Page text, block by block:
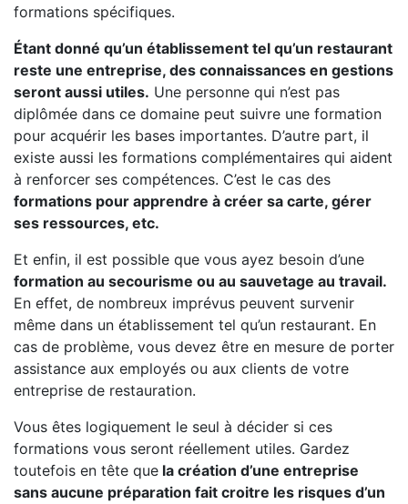
formations spécifiques.
Étant donné qu’un établissement tel qu’un restaurant
reste une entreprise, des connaissances en gestions
seront aussi utiles. Une personne qui n’est pas
diplômée dans ce domaine peut suivre une formation
pour acquérir les bases importantes. D’autre part, il
existe aussi les formations complémentaires qui aident
à renforcer ses compétences. C’est le cas des
formations pour apprendre à créer sa carte, gérer
ses ressources, etc.
Et enfin, il est possible que vous ayez besoin d’une
formation au secourisme ou au sauvetage au travail.
En effet, de nombreux imprévus peuvent survenir
même dans un établissement tel qu’un restaurant. En
cas de problème, vous devez être en mesure de porter
assistance aux employés ou aux clients de votre
entreprise de restauration.
Vous êtes logiquement le seul à décider si ces
formations vous seront réellement utiles. Gardez
toutefois en tête que la création d’une entreprise
sans aucune préparation fait croitre les risques d’un